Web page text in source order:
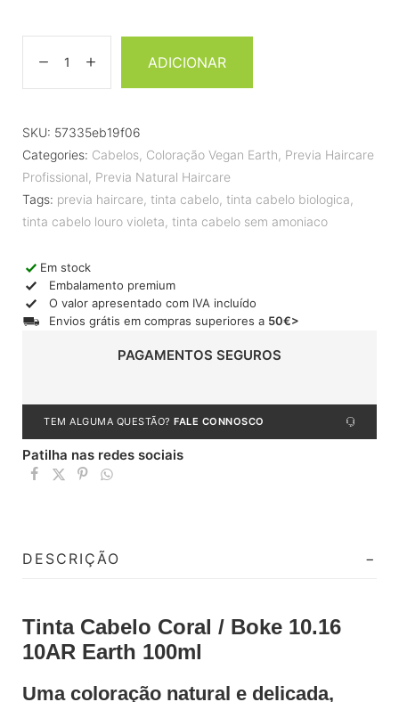
ADICIONAR
SKU: 57335eb19f06
Categories: Cabelos, Coloração Vegan Earth, Previa Haircare
Profissional, Previa Natural Haircare
Tags: previa haircare, tinta cabelo, tinta cabelo biologica,
tinta cabelo louro violeta, tinta cabelo sem amoniaco
Em stock
Embalamento premium
O valor apresentado com IVA incluído
Envios grátis em compras superiores a 50€>
PAGAMENTOS SEGUROS
TEM ALGUMA QUESTÃO? FALE CONNOSCO
Patilha nas redes sociais
DESCRIÇÃO
Tinta Cabelo Coral / Boke 10.16
10AR Earth 100ml
Uma coloração natural e delicada,